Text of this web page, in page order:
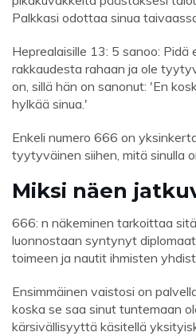
Palkkasi odottaa sinua
Heprealaisille 13: 5 sanoo: Pidä
rakkaudesta rahaan ja ole
on, sillä hän on sanonut: 'En
hylkää sinua.'
Enkeli numero 666 on
tyytyväinen siihen, mitä sinulla
Miksi näen
666: n näkeminen tarkoittaa
luonnostaan ​​syntynyt
toimeen ja nautit ihmisten
Ensimmäinen vaistosi on
koska se saa sinut tuntemaan
kärsivällisyyttä käsitellä